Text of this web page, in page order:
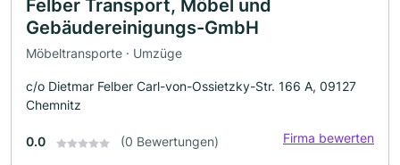
Felber Transport, Möbel und
Gebäudereinigungs-GmbH
Möbeltransporte · Umzüge
c/o Dietmar Felber Carl-von-Ossietzky-Str. 166 A, 09127
Chemnitz
0.0 (0 Bewertungen) Firma bewerten